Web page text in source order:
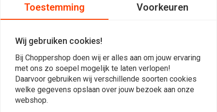
Plaats ook een review
Vergelijkbare producten
Toestemming Voorkeuren
Wij gebruiken cookies!
Bij Choppershop doen wij er alles aan om jouw ervaring
met ons zo soepel mogelijk te laten verlopen!
Daarvoor gebruiken wij verschillende soorten cookies
welke gegevens opslaan over jouw bezoek aan onze
webshop.